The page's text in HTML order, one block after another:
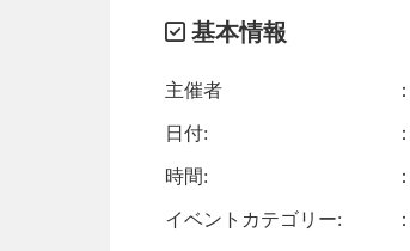
基本情報
主催者
日付: ：
時間:
イベントカテゴリー: